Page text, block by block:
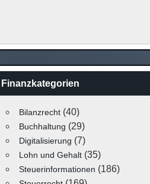
Finanzkategorien
Bilanzrecht(40)
Buchhaltung (29)
Digitalisierung (7)
Lohn und Gehalt(35)
Steuerinformationen (186)